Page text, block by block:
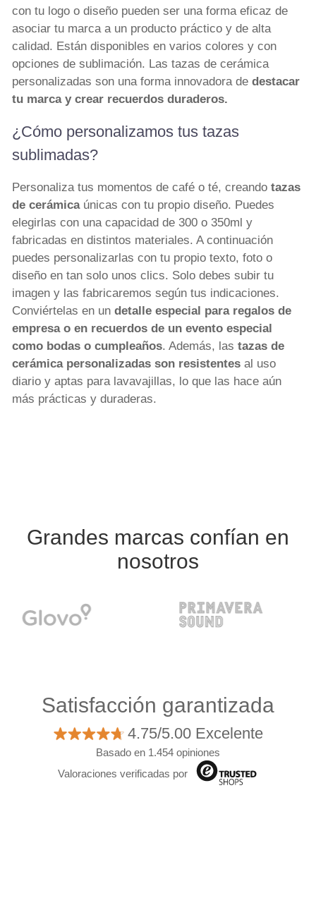
con tu logo o diseño pueden ser una forma eficaz de
asociar tu marca a un producto práctico y de alta
calidad. Están disponibles en varios colores y con
opciones de sublimación. Las tazas de cerámica
personalizadas son una forma innovadora de destacar
tu marca y crear recuerdos duraderos.
¿Cómo personalizamos tus tazas
sublimadas?
Personaliza tus momentos de café o té, creando tazas
de cerámicaúnicas con tu propio diseño. Puedes
elegirlas con una capacidad de 300 o 350ml y
fabricadas en distintos materiales. A continuación
puedes personalizarlas con tu propio texto, foto o
diseño en tan solo unos clics. Solo debes subir tu
imagen y las fabricaremos según tus indicaciones.
Conviértelas en un detalle especial para regalos de
empresa o en recuerdos de un evento especial
como bodas o cumpleaños. Además, las tazas de
cerámica personalizadas son resistentesal uso
diario y aptas para lavavajillas, lo que las hace aún
más prácticas y duraderas.
Grandes marcas confían en
nosotros
Satisfacción garantizada
4.75/5.00 Excelente
Basado en 1.454 opiniones
Valoraciones verificadas por